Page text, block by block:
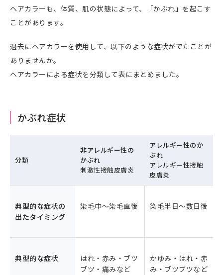
ヘアカラーも、体質、肌の状態によって、「かぶれ」を起こす
ことがあります。
過去にヘアカラーを使用して、以下のような症状がでたことが
ありませんか。
ヘアカラーによる症状を分類して表にまとめました。
かぶれ症状
分類
非アレルギー性の
かぶれ
刺激性接触皮膚炎
アレルギー性のか
ぶれ
アレルギー性接触
皮膚炎
典型的な症状の
出たタイミング
染毛中～染毛直後 染毛半日～数日後
典型的な症状
はれ・赤み・ブツ
ブツ・痛みなど
かゆみ・はれ・赤
み・ブツブツなど